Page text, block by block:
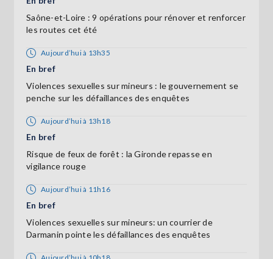
Saône-et-Loire : 9 opérations pour rénover et renforcer
les routes cet été
Aujourd’hui à 13h35
En bref
Violences sexuelles sur mineurs : le gouvernement se
penche sur les défaillances des enquêtes
Aujourd’hui à 13h18
En bref
Risque de feux de forêt : la Gironde repasse en
vigilance rouge
Aujourd’hui à 11h16
En bref
Violences sexuelles sur mineurs: un courrier de
Darmanin pointe les défaillances des enquêtes